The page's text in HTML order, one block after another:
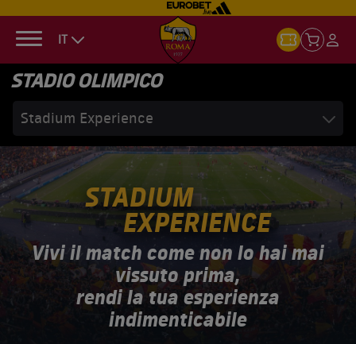
IT
STADIO OLIMPICO
Stadium Experience
STADIUM
EXPERIENCE
Vivi il match come non lo hai mai
vissuto prima,
rendi la tua esperienza
indimenticabile